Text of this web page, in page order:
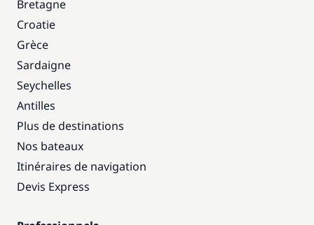
Bretagne
Croatie
Grèce
Sardaigne
Seychelles
Antilles
Plus de destinations
Nos bateaux
Itinéraires de navigation
Devis Express